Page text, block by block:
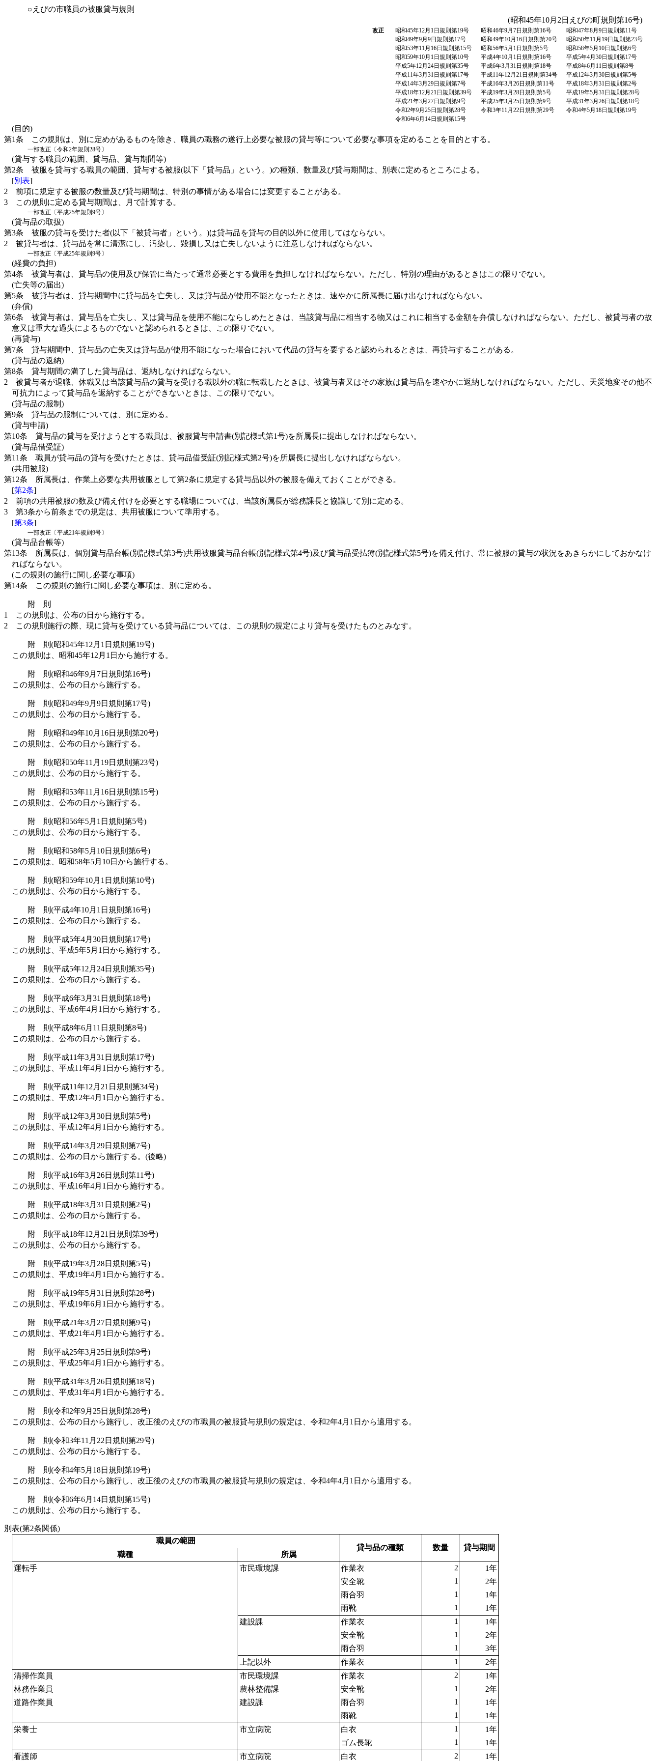
○えびの市職員の被服貸与規則
(昭和45年10月2日えびの町規則第16号)
改正 昭和45年12月1日規則第19号 昭和46年9月7日規則第16号
昭和47年8月9日規則第11号
昭和49年9月9日規則第17号
昭和49年10月16日規則第20号
昭和50年11月19日規則第23号
昭和53年11月16日規則第15号
昭和56年5月1日規則第5号
昭和58年5月10日規則第6号
昭和59年10月1日規則第10号
平成4年10月1日規則第16号
平成5年4月30日規則第17号
平成5年12月24日規則第35号
平成6年3月31日規則第18号
平成8年6月11日規則第8号
平成11年3月31日規則第17号
平成11年12月21日規則第34号
平成12年3月30日規則第5号
平成14年3月29日規則第7号
平成16年3月26日規則第11号
平成18年3月31日規則第2号
平成18年12月21日規則第39号
平成19年3月28日規則第5号
平成19年5月31日規則第28号
平成21年3月27日規則第9号
平成25年3月25日規則第9号
平成31年3月26日規則第18号
令和2年9月25日規則第28号
令和3年11月22日規則第29号
令和4年5月18日規則第19号
令和6年6月14日規則第15号
(目的)
第1条
この規則は、別に定めがあるものを除き、職員の職務の遂行上必要な被服の貸与等について必要な事項を定めることを目的とする。
一部改正〔令和2年規則28号〕
(貸与する職員の範囲、貸与品、貸与期間等)
第2条 被服を貸与する職員の範囲、貸与する被服(以下「貸与品」という。)の種類、数量及び貸与期間は、別表に定めるところによる。
[別表]
2 前項に規定する被服の数量及び貸与期間は、特別の事情がある場合には変更することがある。
3
この規則に定める貸与期間は、月で計算する。
一部改正〔平成25年規則9号〕
(貸与品の取扱)
第3条 被服の貸与を受けた者(以下「被貸与者」という。)は貸与品を貸与の目的以外に使用してはならない。
2 被貸与者は、貸与品を常に清潔にし、汚染し、毀損し又は亡失しないように注意しなければならない。
一部改正〔平成25年規則9号〕
(経費の負担)
第4条 被貸与者は、貸与品の使用及び保管に当たって通常必要とする費用を負担しなければならない。 ただし、特別の理由があるときはこの限りでない。
(亡失等の届出)
第5条 被貸与者は、貸与期間中に貸与品を亡失し、又は貸与品が使用不能となったときは、速やかに所属長に届け出なければならない。
(弁償)
第6条 被貸与者は、貸与品を亡失し、又は貸与品を使用不能にならしめたときは、当該貸与品に相当する物又はこれに相当する金額を弁償しなければならない。 ただし、被貸与者の故
意又は重大な過失によるものでないと認められるときは、この限りでない。
(再貸与)
第7条 貸与期間中、貸与品の亡失又は貸与品が使用不能になった場合において代品の貸与を要すると認められるときは、再貸与することがある。
(貸与品の返納)
第8条 貸与期間の満了した貸与品は、返納しなければならない。
2 被貸与者が退職、休職又は当該貸与品の貸与を受ける職以外の職に転職したときは、被貸与者又はその家族は貸与品を速やかに返納しなければならない。 ただし、天災地変その他不
可抗力によって貸与品を返納することができないときは、この限りでない。
(貸与品の服制)
第9条 貸与品の服制については、別に定める。
(貸与申請)
第10条 貸与品の貸与を受けようとする職員は、被服貸与申請書(別記様式第1号)を所属長に提出しなければならない。
(貸与品借受証)
第11条 職員が貸与品の貸与を受けたときは、貸与品借受証(別記様式第2号)を所属長に提出しなければならない。
(共用被服)
第12条
所属長は、作業上必要な共用被服として第2条に規定する貸与品以外の被服を備えておくことができる。
[第2条]
2 前項の共用被服の数及び備え付けを必要とする職場については、当該所属長が総務課長と協議して別に定める。
3 第3条から前条までの規定は、共用被服について準用する。
[第3条]
一部改正〔平成21年規則9号〕
(貸与品台帳等)
第13条
所属長は、個別貸与品台帳(別記様式第3号)共用被服貸与品台帳(別記様式第4号)及び貸与品受払簿(別記様式第5号)を備え付け、常に被服の貸与の状況をあきらかにしておかなけ
ればならない。
(この規則の施行に関し必要な事項)
第14条
この規則の施行に関し必要な事項は、別に定める。
附 則
1
この規則は、公布の日から施行する。
2
この規則施行の際、現に貸与を受けている貸与品については、この規則の規定により貸与を受けたものとみなす。
附 則(昭和45年12月1日規則第19号)
この規則は、昭和45年12月1日から施行する。
附 則(昭和46年9月7日規則第16号)
この規則は、公布の日から施行する。
附 則(昭和49年9月9日規則第17号)
この規則は、公布の日から施行する。
附 則(昭和49年10月16日規則第20号)
この規則は、公布の日から施行する。
附 則(昭和50年11月19日規則第23号)
この規則は、公布の日から施行する。
附 則(昭和53年11月16日規則第15号)
この規則は、公布の日から施行する。
附 則(昭和56年5月1日規則第5号)
この規則は、公布の日から施行する。
附 則(昭和58年5月10日規則第6号)
この規則は、昭和58年5月10日から施行する。
附 則(昭和59年10月1日規則第10号)
この規則は、公布の日から施行する。
附 則(平成4年10月1日規則第16号)
この規則は、公布の日から施行する。
附 則(平成5年4月30日規則第17号)
この規則は、平成5年5月1日から施行する。
附 則(平成5年12月24日規則第35号)
この規則は、公布の日から施行する。
附 則(平成6年3月31日規則第18号)
この規則は、平成6年4月1日から施行する。
附 則(平成8年6月11日規則第8号)
この規則は、公布の日から施行する。
附 則(平成11年3月31日規則第17号)
この規則は、平成11年4月1日から施行する。
附 則(平成11年12月21日規則第34号)
この規則は、平成12年4月1日から施行する。
附 則(平成12年3月30日規則第5号)
この規則は、平成12年4月1日から施行する。
附 則(平成14年3月29日規則第7号)
この規則は、公布の日から施行する。 (後略)
附 則(平成16年3月26日規則第11号)
この規則は、平成16年4月1日から施行する。
附 則(平成18年3月31日規則第2号)
この規則は、公布の日から施行する。
附 則(平成18年12月21日規則第39号)
この規則は、公布の日から施行する。
附 則(平成19年3月28日規則第5号)
この規則は、平成19年4月1日から施行する。
附 則(平成19年5月31日規則第28号)
この規則は、平成19年6月1日から施行する。
附 則(平成21年3月27日規則第9号)
この規則は、平成21年4月1日から施行する。
附 則(平成25年3月25日規則第9号)
この規則は、平成25年4月1日から施行する。
附 則(平成31年3月26日規則第18号)
この規則は、平成31年4月1日から施行する。
附 則(令和2年9月25日規則第28号)
この規則は、公布の日から施行し、改正後のえびの市職員の被服貸与規則の規定は、令和2年4月1日から適用する。
附 則(令和3年11月22日規則第29号)
この規則は、公布の日から施行する。
附 則(令和4年5月18日規則第19号)
この規則は、公布の日から施行し、改正後のえびの市職員の被服貸与規則の規定は、令和4年4月1日から適用する。
附 則(令和6年6月14日規則第15号)
この規則は、公布の日から施行する。
別表(第2条関係)
職員の範囲
貸与品の種類
数量
貸与期間
職種
所属
運転手
市民環境課 作業衣 2
1年
安全靴
1
2年
雨合羽
1
1年
雨靴
1
1年
建設課
作業衣 1
1年
安全靴
1
2年
雨合羽
1
3年
上記以外
作業衣 1
2年
清掃作業員
市民環境課 作業衣 2
1年
林務作業員
農林整備課 安全靴 1
2年
道路作業員
建設課 雨合羽 1
1年
雨靴
1
1年
栄養士
市立病院 白衣 1
1年
ゴム長靴
1
1年
看護師
市立病院 白衣 2 1年